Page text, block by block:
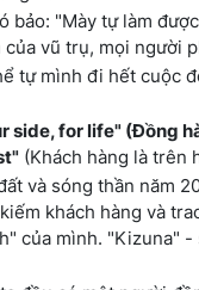
bảo: "Mày tự làm
vũ trụ, mọi người
tự mình đi hết cuộc
side, for life" (Đồng
(Khách hàng là trên
và sóng thần năm
khách hàng và
của mình. "Kizuna"